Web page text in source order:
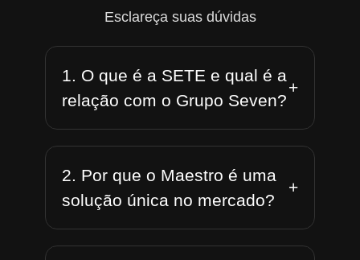
Esclareça suas dúvidas
1. O que é a SETE e qual é a
relação com o Grupo Seven?
+
2. Por que o Maestro é uma
solução única no mercado?
+